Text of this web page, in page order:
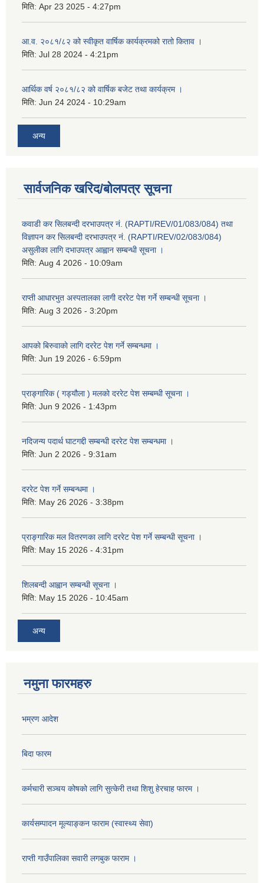
मिति: Apr 23 2025 - 4:27pm
आ.व. २०८१/८२ को स्वीकृत वार्षिक कार्यक्रमको रातो किताव ।
मिति: Jul 28 2024 - 4:21pm
आर्थिक वर्ष २०८१/८२ को वार्षिक बजेट तथा कार्यक्रम ।
मिति: Jun 24 2024 - 10:29am
अन्य
सार्वजनिक खरिद/बोलपत्र सूचना
कवाडी कर सिलबन्दी दरभाउपत्र नं. (RAPTI/REV/01/083/084) तथा
विज्ञापन कर सिलबन्दी दरभाउपत्र नं. (RAPTI/REV/02/083/084)
असुलीका लागि दभाउपत्र आह्वान सम्बन्धी सूचना ।
मिति: Aug 4 2026 - 10:09am
राप्ती आधारभुत अस्पतालका लागी दररेट पेश गर्ने सम्बन्धी सूचना ।
मिति: Aug 3 2026 - 3:20pm
आपकाे बिरुवाकाे लागि दररेट पेश गर्ने सम्बन्धमा ।
मिति: Jun 19 2026 - 6:59pm
प्राङ्गारिक ( गड्यौला ) मलको दररेट पेश सम्बम्धी सूचना ।
मिति: Jun 9 2026 - 1:43pm
नदिजन्य पदार्थ घाटगद्दी सम्बन्धी दररेट पेश सम्बन्धमा ।
मिति: Jun 2 2026 - 9:31am
दररेट पेश गर्ने सम्बन्धमा ।
मिति: May 26 2026 - 3:38pm
प्राङ्गारिक मल वितरणका लागि दररेट पेश गर्ने सम्बन्धी सूचना ।
मिति: May 15 2026 - 4:31pm
शिलबन्दी आह्वान सम्बन्धी सूचना ।
मिति: May 15 2026 - 10:45am
अन्य
नमुना फारमहरु
भम्रण आदेश
बिदा फारम
कर्मचारी सञ्चय कोषको लागि सुत्केरी तथा शिशु हेरचाह फारम ।
कार्यसम्पादन मूल्याङ्कन फाराम (स्वास्थ्य सेवा)
राप्ती गाउँपालिका सवारी लगबुक फाराम ।